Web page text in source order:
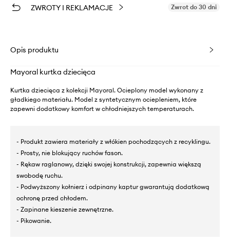
ZWROTY I REKLAMACJE Zwrot do 30 dni
Opis produktu
Mayoral kurtka dziecięca
Kurtka dziecięca z kolekcji Mayoral. Ocieplony model wykonany z
gładkiego materiału. Model z syntetycznym ociepleniem, które
zapewni dodatkowy komfort w chłodniejszych temperaturach.
- Produkt zawiera materiały z włókien pochodzących z recyklingu.
- Prosty, nie blokujący ruchów fason.
- Rękaw raglanowy, dzięki swojej konstrukcji, zapewnia większą
swobodę ruchu.
- Podwyższony kołnierz i odpinany kaptur gwarantują dodatkową
ochronę przed chłodem.
- Zapinane kieszenie zewnętrzne.
- Pikowanie.